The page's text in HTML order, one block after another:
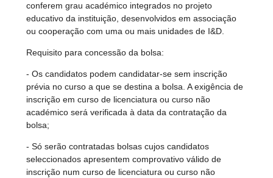
conferem grau académico integrados no projeto
educativo da instituição, desenvolvidos em associação
ou cooperação com uma ou mais unidades de I&D.
Requisito para concessão da bolsa:
- Os candidatos podem candidatar-se sem inscrição
prévia no curso a que se destina a bolsa. A exigência de
inscrição em curso de licenciatura ou curso não
académico será verificada à data da contratação da
bolsa;
- Só serão contratadas bolsas cujos candidatos
seleccionados apresentem comprovativo válido de
inscrição num curso de licenciatura ou curso não